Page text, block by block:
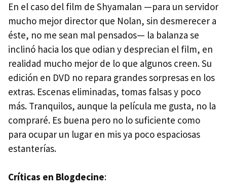
En el caso del film de Shyamalan —para un servidor
mucho mejor director que Nolan, sin desmerecer a
éste, no me sean mal pensados— la balanza se
inclinó hacia los que odian y desprecian el film, en
realidad mucho mejor de lo que algunos creen. Su
edición en DVD no repara grandes sorpresas en los
extras. Escenas eliminadas, tomas falsas y poco
más. Tranquilos, aunque la película me gusta, no la
compraré. Es buena pero no lo suficiente como
para ocupar un lugar en mis ya poco espaciosas
estanterías.
Críticas en Blogdecine: